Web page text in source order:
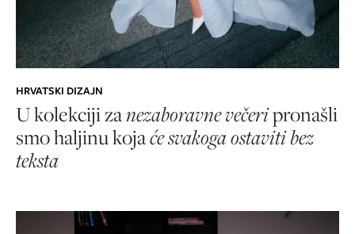
HRVATSKI DIZAJN
U kolekciji zanezaboravne večeripronašli
smo haljinu kojaće svakoga ostaviti bez
teksta